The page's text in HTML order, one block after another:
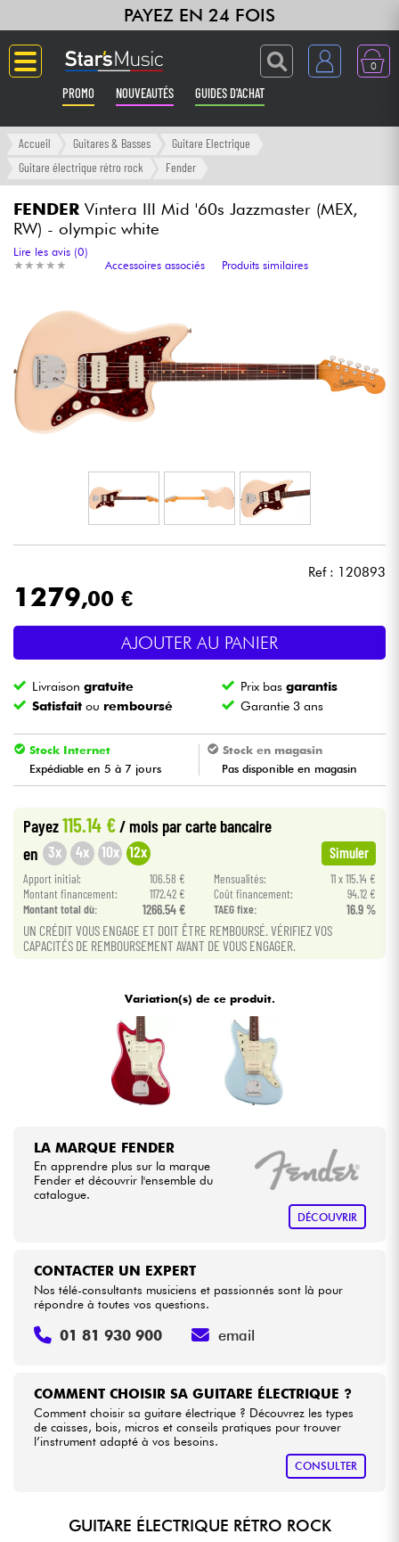
PAYEZ EN 24 FOIS
0
PROMO NOUVEAUTÉS GUIDES D'ACHAT
Langue
Amplis & Effets
Synthés & Sampleurs
Home Studio
Casques
Eclairage
Batteries & Percu
Vents
Violons & Quatuor
Câbles & Access.
HiFi
Packs
Accueil Guitares & Basses
Guitare Electrique
Guitare électrique rétro rock
Fender
FENDER Vintera III Mid '60s Jazzmaster (MEX,
RW) - olympic white
★ ★ ★ ★ ★
★ ★ ★ ★ ★
Lire les avis (0)
Accessoires associés
Produits similaires
Ref : 120893
1279,00 €
AJOUTER AU PANIER
Livraisongratuite Prix basgarantis
Satisfait ou remboursé Garantie 3 ans
Stock Internet
Expédiable en 5 à 7 jours
Stock en magasin
Pas disponible en magasin
Payez115.14 €/ mois par carte bancaire
en 3x 4x 10x 12x Simuler
Apport initial: 106.58 € Mensualités:
11 x 115.14 €
Montant financement:
1172.42 € Coût financement:
94.12 €
Montant total dù:
1266.54 € TAEG fixe: 16.9 %
UN CRÉDIT VOUS ENGAGE ET DOIT ÊTRE REMBOURSÉ. VÉRIFIEZ VOS
CAPACITÉS DE REMBOURSEMENT AVANT DE VOUS ENGAGER.
Variation(s) de ce produit.
LA MARQUE FENDER
En apprendre plus sur la marque
Fender et découvrir l'ensemble du
catalogue.
DÉCOUVRIR
COMMENT CHOISIR SA GUITARE ÉLECTRIQUE ?
Comment choisir sa guitare électrique ? Découvrez les types
de caisses, bois, micros et conseils pratiques pour trouver
l’instrument adapté à vos besoins.
CONSULTER
CONTACTER UN EXPERT
Nos télé-consultants musiciens et passionnés sont là pour
répondre à toutes vos questions.
01 81 930 900 email
GUITARE ÉLECTRIQUE RÉTRO ROCK